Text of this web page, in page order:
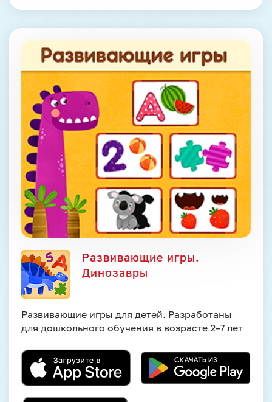
Развивающие игры.
Динозавры
Развивающие игры для детей. Разработаны
для дошкольного обучения в возрасте 2–7 лет